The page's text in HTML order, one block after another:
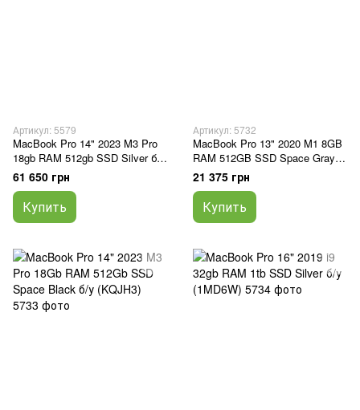
Артикул: 5579
MacBook Pro 14" 2023 M3 Pro
18gb RAM 512gb SSD Silver б/у
(5JQKP)
61 650 грн
Купить
Артикул: 5732
MacBook Pro 13" 2020 M1 8GB
RAM 512GB SSD Space Gray б/
у (5Q05F)
21 375 грн
Купить